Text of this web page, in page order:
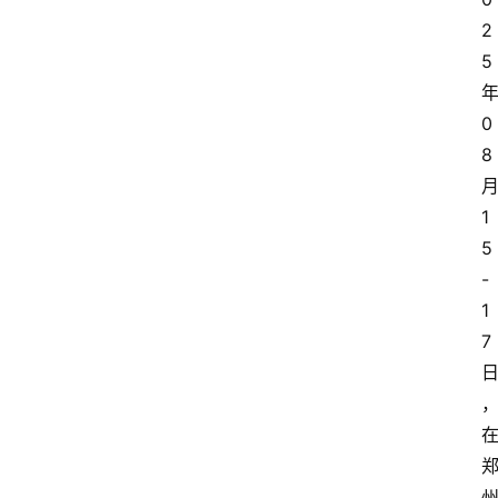
2
5
年
0
8
月
1
5
-
1
7
日
，
在
郑